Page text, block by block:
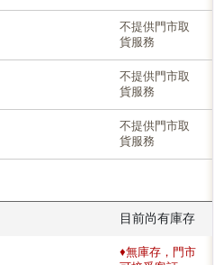
不提供門市取
貨服務
不提供門市取
貨服務
不提供門市取
貨服務
目前尚有庫存
♦無庫存，門市